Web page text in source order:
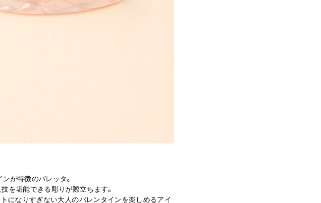
が特徴のバレッタ。
を堪能できる彫りが際立ちます。
になりすぎない大人のバレンタインを楽しめるアイ